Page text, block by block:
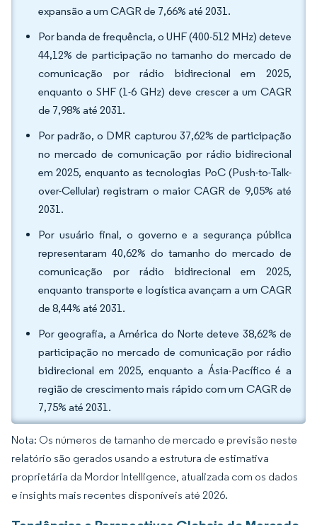
expansão a um CAGR de 7,66% até 2031.
Por banda de frequência, o UHF (400-512 MHz) deteve
44,12% de participação no tamanho do mercado de
comunicação por rádio bidirecional em 2025,
enquanto o SHF (1-6 GHz) deve crescer a um CAGR
de 7,98% até 2031.
Por padrão, o DMR capturou 37,62% de participação
no mercado de comunicação por rádio bidirecional
em 2025, enquanto as tecnologias PoC (Push-to-Talk-
over-Cellular) registram o maior CAGR de 9,05% até
2031.
Por usuário final, o governo e a segurança pública
representaram 40,62% do tamanho do mercado de
comunicação por rádio bidirecional em 2025,
enquanto transporte e logística avançam a um CAGR
de 8,44% até 2031.
Por geografia, a América do Norte deteve 38,62% de
participação no mercado de comunicação por rádio
bidirecional em 2025, enquanto a Ásia-Pacífico é a
região de crescimento mais rápido com um CAGR de
7,75% até 2031.
Nota: Os números de tamanho de mercado e previsão neste
relatório são gerados usando a estrutura de estimativa
proprietária da Mordor Intelligence, atualizada com os dados
e insights mais recentes disponíveis até 2026.